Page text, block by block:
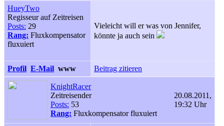
HueyTwo
Regisseur auf Zeitreisen
Posts: 29
Rang: Fluxkompensator
fluxuiert
Vieleicht will er was von Jennifer,
könnte ja auch sein
Profil E-Mail www Beitrag zitieren
KnightRacer
Zeitreisender
Posts: 53
Rang: Fluxkompensator fluxuiert
20.08.2011,
19:32 Uhr